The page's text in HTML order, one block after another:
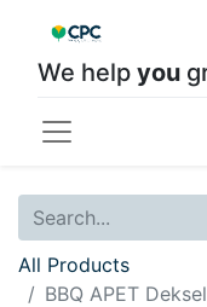
We help you
All Products
BBQ APET